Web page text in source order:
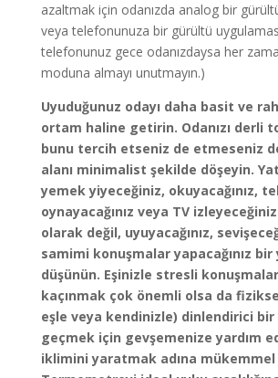
azaltmak için odanızda analog bir
veya telefonunuza bir gürültü
telefonunuz gece odanızdaysa her
moduna almayı unutmayın.)
Uyuduğunuz odayı daha basit ve
ortam haline getirin. Odanızı derli
bunu tercih etseniz de etmeseniz
alanı minimalist şekilde döşeyin.
yemek yiyeceğiniz, okuyacağınız,
oynayacağınız veya TV
olarak değil, uyuyacağınız,
samimi konuşmalar yapacağınız
düşünün. Eşinizle stresli
kaçınmak çok önemli olsa da
eşle veya kendinizle) dinlendirici bir
geçmek için gevşemenize yardım
iklimini yaratmak adına